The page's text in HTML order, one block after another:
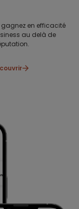
gagnez en efficacité
au delà de